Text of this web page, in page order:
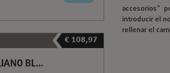
€ 108,97
BL...
accesorios”
introducir el
rellenar el